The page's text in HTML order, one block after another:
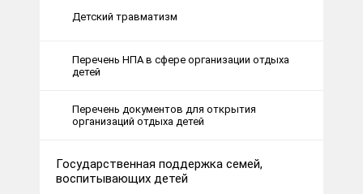
Детский травматизм
Перечень НПА в сфере организации отдыха
детей
Перечень документов для открытия
организаций отдыха детей
Государственная поддержка семей,
воспитывающих детей